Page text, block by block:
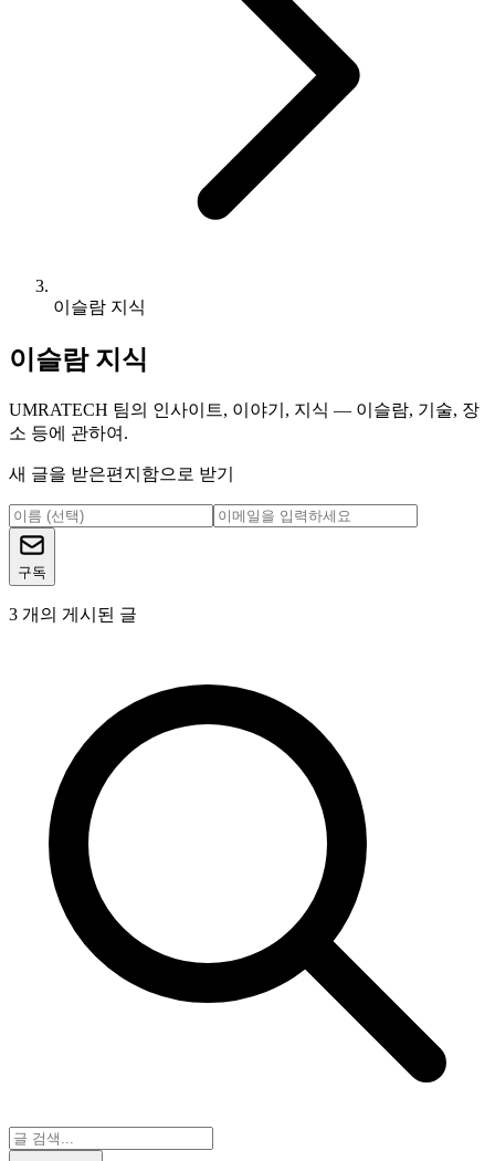
이슬람 지식
이슬람 지식
UMRATECH 팀의 인사이트, 이야기, 지식 — 이슬람, 기술, 장
소 등에 관하여.
새 글을 받은편지함으로 받기
구독
3 개의 게시된 글